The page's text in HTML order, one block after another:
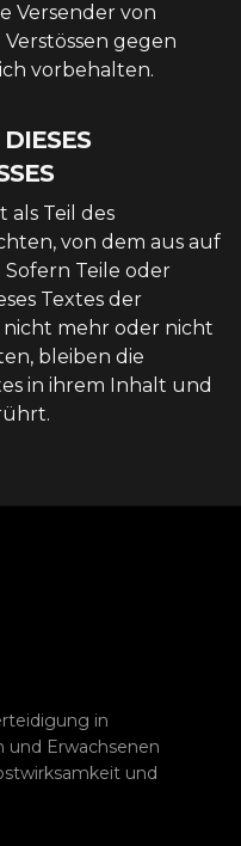
Versender von
gegen
vorbehalten.
als Teil des
von dem aus auf
Sofern Teile oder
Textes der
mehr oder nicht
bleiben die
in ihrem Inhalt und
in
und Erwachsenen
und